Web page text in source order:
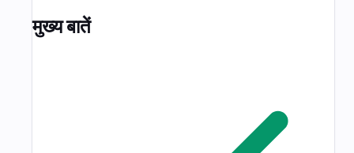
मुख्य बातें